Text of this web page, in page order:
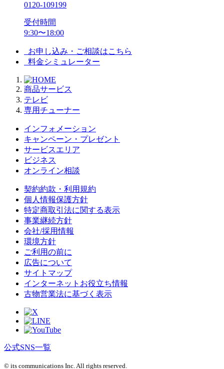
0120-109199
受付時間
9:30〜18:00
お申し込み・ご相談はこちら
料金シミュレーター
商品サービス
テレビ
専用チューナー
インフォメーション
キャンペーン・プレゼント
サービスエリア
ビジネス
オンライン相談
契約約款・利用規約
個人情報保護方針
特定商取引法に関する表示
事業継続方針
会社/採用情報
環境方針
ご利用の前に
広告について
サイトマップ
インターネットお役立ち情報
古物営業法に基づく表示
公式SNS一覧
© its communications Inc. All rights reserved.